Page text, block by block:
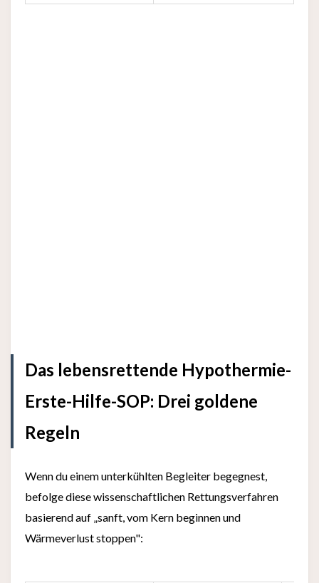
Das lebensrettende Hypothermie-
Erste-Hilfe-SOP: Drei goldene
Regeln
Wenn du einem unterkühlten Begleiter begegnest,
befolge diese wissenschaftlichen Rettungsverfahren
basierend auf „sanft, vom Kern beginnen und
Wärmeverlust stoppen":